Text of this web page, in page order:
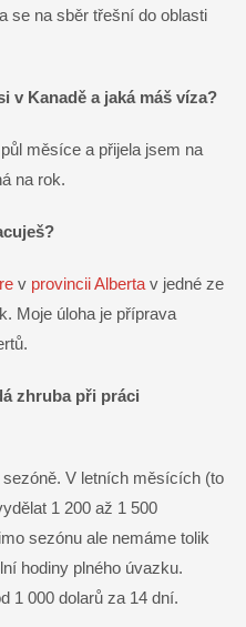
se na sběr třešní do oblasti
v Kanadě a jaká máš víza?
měsíce a přijela jsem na
na rok.
v provincii Alberta v jedné ze
Moje úloha je příprava
zhruba při práci
V letních měsících (to
1 200 až 1 500
sezónu ale nemáme tolik
hodiny plného úvazku.
1 000 dolarů za 14 dní.